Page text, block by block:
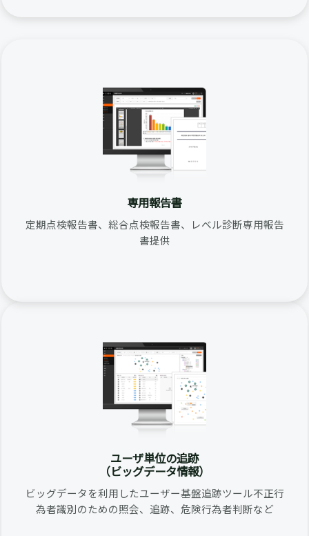
専用報告書
定期点検報告書、総合点検報告書、レベル診断専用報告
書提供
ユーザ単位の追跡
（ビッグデータ情報）
ビッグデータを利用したユーザー基盤追跡ツール不正行
為者識別のための照会、追跡、危険行為者判断など